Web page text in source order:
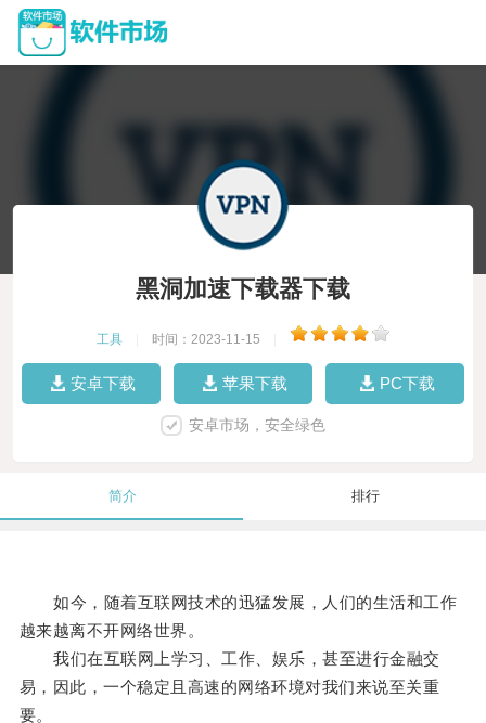
黑洞加速下载器下载
工具 时间：2023-11-15
安卓下载 苹果下载 PC下载
安卓市场，安全绿色
简介 排行
如今，随着互联网技术的迅猛发展，人们的生活和工作
越来越离不开网络世界。
我们在互联网上学习、工作、娱乐，甚至进行金融交
易，因此，一个稳定且高速的网络环境对我们来说至关重
要。